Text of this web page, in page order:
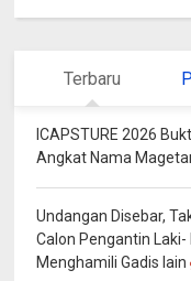
Terbaru
ICAPSTURE 2026
Angkat Nama
Undangan Disebar,
Calon Pengantin
Menghamili Gadis lain